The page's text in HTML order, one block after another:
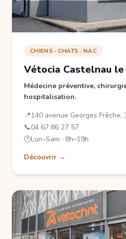
CHIENS · CHATS · NAC
Vétocia Castelnau
Médecine préventive,
hospitalisation.
📍140 avenue Georges
📞04 67 86 27 57
🕐Lun–Sam · 8h–19h
Découvrir →